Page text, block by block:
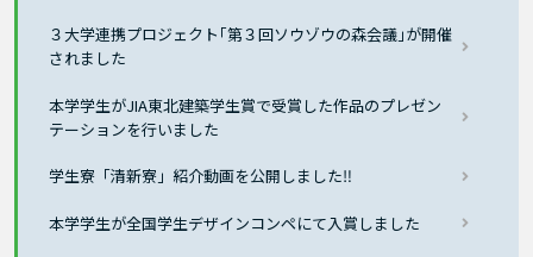
３大学連携プロジェクト｢第３回ソウゾウの森会議｣が開催
されました
本学学生がJIA東北建築学生賞で受賞した作品のプレゼン
テーションを行いました
学生寮「清新寮」紹介動画を公開しました‼
本学学生が全国学生デザインコンペにて入賞しました